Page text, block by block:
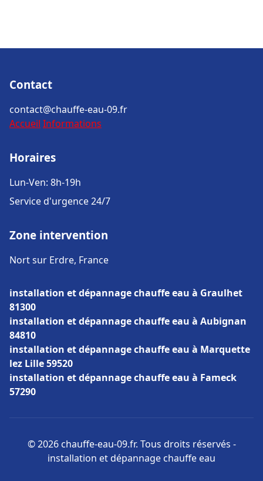
Contact
contact@chauffe-eau-09.fr
Accueil Informations
Horaires
Lun-Ven: 8h-19h
Service d'urgence 24/7
Zone intervention
Nort sur Erdre, France
installation et dépannage chauffe eau à Graulhet
81300
installation et dépannage chauffe eau à Aubignan
84810
installation et dépannage chauffe eau à Marquette
lez Lille 59520
installation et dépannage chauffe eau à Fameck
57290
© 2026 chauffe-eau-09.fr. Tous droits réservés -
installation et dépannage chauffe eau